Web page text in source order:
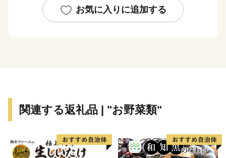
国（千葉県北西部）に野馬を放ち、敵兵に見立てて軍事
訓練を行ったのが始まりと伝えられ、甲冑に身を固めた
い、さらに東京電力福島第一原子力発電所事故による未
の整備も着々と進み、災害公営住宅の入居が開始され、
居住制限区域及び避難指示解除準備区域の避難指示が平
お気に入りに追加する
関連する返礼品 | "お野菜類"